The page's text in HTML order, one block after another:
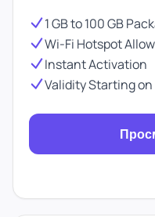
1 GB to 100 GB
Wi-Fi Hotspot
Instant Activation
Validity Starting on